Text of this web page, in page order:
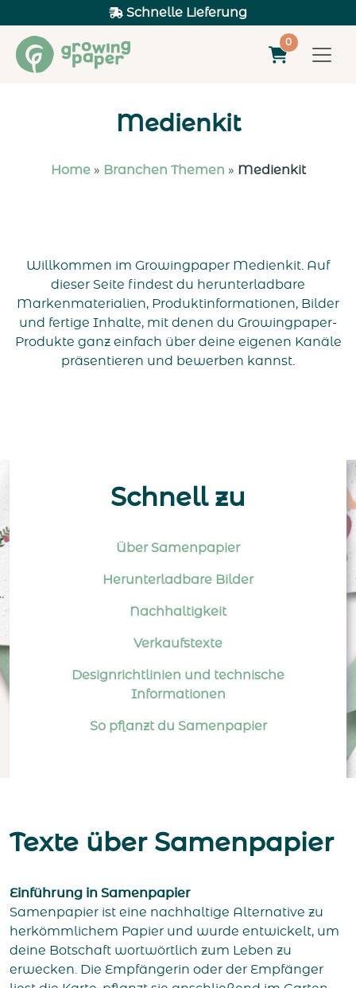
+49211-63552428
0
Medienkit
Home» Branchen Themen » Medienkit
Willkommen im Growingpaper Medienkit. Auf
dieser Seite findest du herunterladbare
Markenmaterialien, Produktinformationen, Bilder
und fertige Inhalte, mit denen du Growingpaper-
Produkte ganz einfach über deine eigenen Kanäle
präsentieren und bewerben kannst.
Schnell zu
Über Samenpapier
Herunterladbare Bilder
Nachhaltigkeit
Verkaufstexte
Designrichtlinien und technische
Informationen
So pflanzt du Samenpapier
Texte über Samenpapier
Einführung in Samenpapier
Samenpapier ist eine nachhaltige Alternative zu
herkömmlichem Papier und wurde entwickelt, um
deine Botschaft wortwörtlich zum Leben zu
erwecken. Die Empfängerin oder der Empfänger